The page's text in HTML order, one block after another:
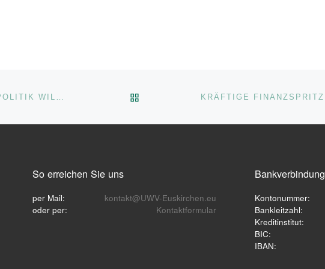
ZUKUNFTSPLANUNG: EUSKIRCHENER POLITIK WILL CITY-FORUM ERHALTEN ZURÜCK ZUR BEITRAGSLISTE
So erreichen Sie uns
per Mail:
kontakt@UWV-Euskirchen.eu
oder per:
Kontaktformular
Bankverbindung
Kontonummer:
Bankleitzahl:
Kreditinstitut:
BIC:
IBAN: